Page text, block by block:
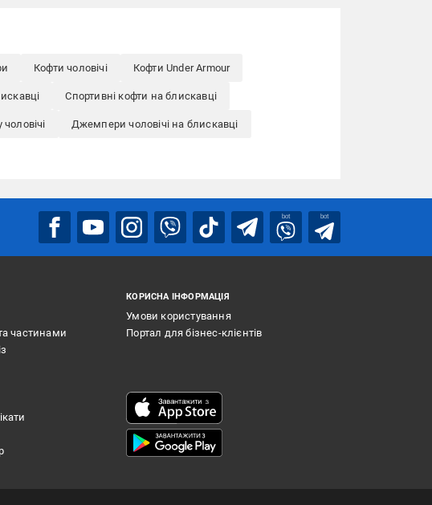
Кофти чоловічі Кофти Under Armour
Спортивні кофти на блискавці
Джемпери чоловічі на блискавці
bot bot
частинами
КОРИСНА ІНФОРМАЦІЯ
Умови користування
Портал для бізнес-клієнтів